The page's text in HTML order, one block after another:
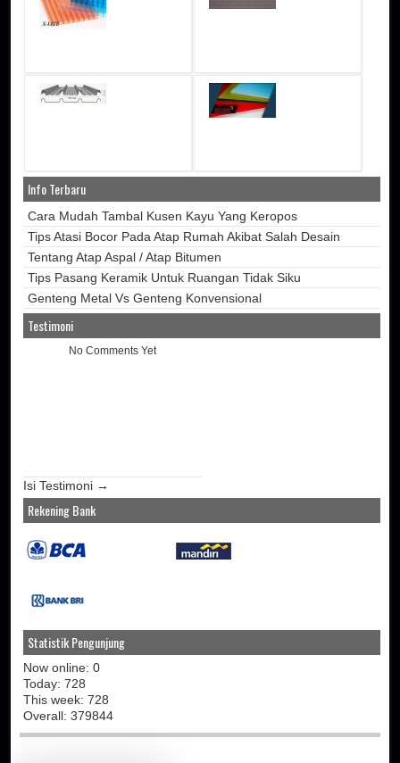
Info Terbaru
Cara Mudah Tambal Kusen Kayu Yang Keropos
Tips Atasi Bocor Pada Atap Rumah Akibat Salah Desain
Tentang Atap Aspal / Atap Bitumen
Tips Pasang Keramik Untuk Ruangan Tidak Siku
Genteng Metal Vs Genteng Konvensional
Testimoni
No Comments Yet
Isi Testimoni →
Rekening Bank
Statistik Pengunjung
Now online: 0
Today: 728
This week: 728
Overall: 379844